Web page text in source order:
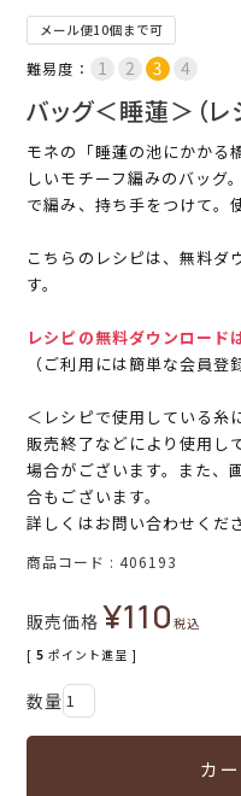
メール便10個まで可
難易度：
バッグ＜睡蓮＞（レ
モネの「睡蓮の池にかかる
しいモチーフ編みのバッグ
で編み、持ち手をつけて。
こちらのレシピは、無料ダ
す。
レシピの無料ダウンロード
（ご利用には簡単な会員登
＜レシピで使用している糸
販売終了などにより使用し
場合がございます。また、
合もございます。
詳しくはお問い合わせくだ
商品コード 406193
販売価格 ¥110税込
[ 5 ポイント進呈 ]
カ